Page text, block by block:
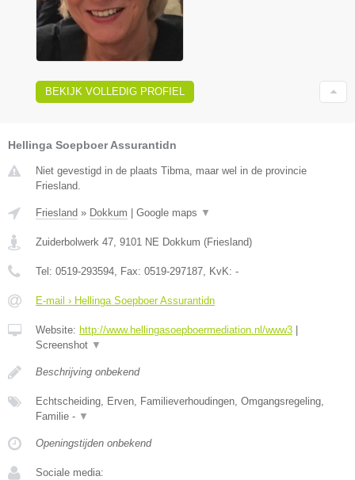
BEKIJK VOLLEDIG PROFIEL
Hellinga Soepboer Assurantidn
Niet gevestigd in de plaats Tibma, maar wel in de provincie
Friesland.
Friesland » Dokkum Google maps ▼
Zuiderbolwerk 47, 9101 NE Dokkum (Friesland)
Tel: 0519-293594, Fax: 0519-297187, KvK: -
E-mail › Hellinga Soepboer Assurantidn
Website: http://www.hellingasoepboermediation.nl/www3
Screenshot ▼
Beschrijving onbekend
Echtscheiding, Erven, Familieverhoudingen, Omgangsregeling,
Familie - ▼
Openingstijden onbekend
Sociale media: